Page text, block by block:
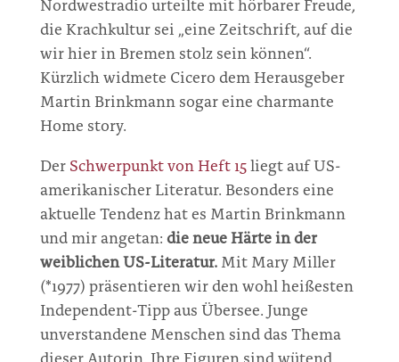
die Krachkultur sei „eine Zeitschrift, auf die
wir hier in Bremen stolz sein können“.
Kürzlich widmete Cicero dem Herausgeber
Martin Brinkmann sogar eine charmante
Home story.
Der Schwerpunkt von Heft 15liegt auf US-
amerikanischer Literatur. Besonders eine
aktuelle Tendenz hat es Martin Brinkmann
und mir angetan: die neue Härte in der
weiblichen US-Literatur. Mit Mary Miller
(*1977) präsentieren wir den wohl heißesten
Independent-Tipp aus Übersee. Junge
unverstandene Menschen sind das Thema
dieser Autorin. Ihre Figuren sind wütend